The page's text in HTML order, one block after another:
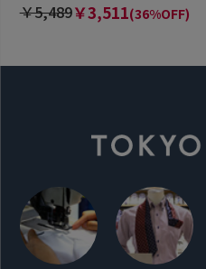
￥5,489￥3,511(36%OFF)